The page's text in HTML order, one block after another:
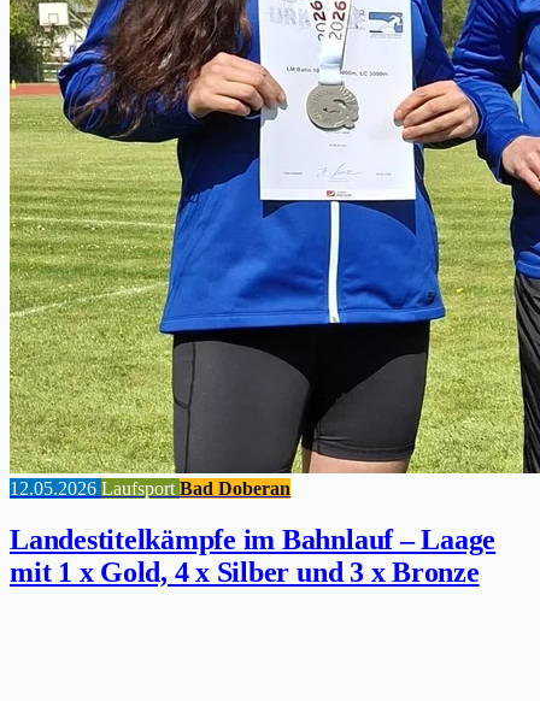
12.05.2026 Laufsport Bad Doberan
Landestitelkämpfe im Bahnlauf – Laage
mit 1 x Gold, 4 x Silber und 3 x Bronze